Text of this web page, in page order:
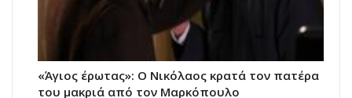
«Άγιος έρωτας»: Ο Νικόλαος κρατά τον πατέρα
του μακριά από τον Μαρκόπουλο